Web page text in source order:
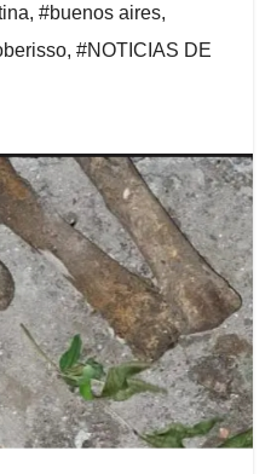
, #buenos aires,
, #NOTICIAS DE